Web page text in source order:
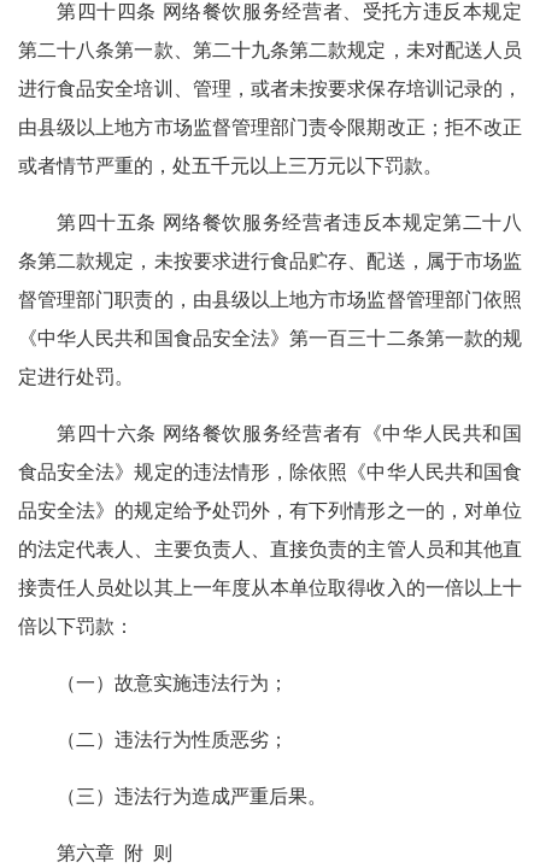
第四十四条 网络餐饮服务经营者、受托方违反本规定
第二十八条第一款、第二十九条第二款规定，未对配送人员
进行食品安全培训、管理，或者未按要求保存培训记录的，
由县级以上地方市场监督管理部门责令限期改正；拒不改正
或者情节严重的，处五千元以上三万元以下罚款。
第四十五条 网络餐饮服务经营者违反本规定第二十八
条第二款规定，未按要求进行食品贮存、配送，属于市场监
督管理部门职责的，由县级以上地方市场监督管理部门依照
《中华人民共和国食品安全法》第一百三十二条第一款的规
定进行处罚。
第四十六条 网络餐饮服务经营者有《中华人民共和国
食品安全法》规定的违法情形，除依照《中华人民共和国食
品安全法》的规定给予处罚外，有下列情形之一的，对单位
的法定代表人、主要负责人、直接负责的主管人员和其他直
接责任人员处以其上一年度从本单位取得收入的一倍以上十
倍以下罚款：
（一）故意实施违法行为；
（二）违法行为性质恶劣；
（三）违法行为造成严重后果。
第六章 附 则